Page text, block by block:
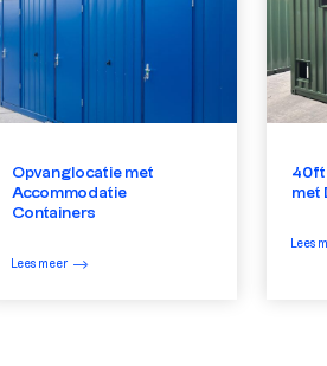
Opvanglocatie met
Accommodatie
Containers
Lees meer
40ft
met
Lees